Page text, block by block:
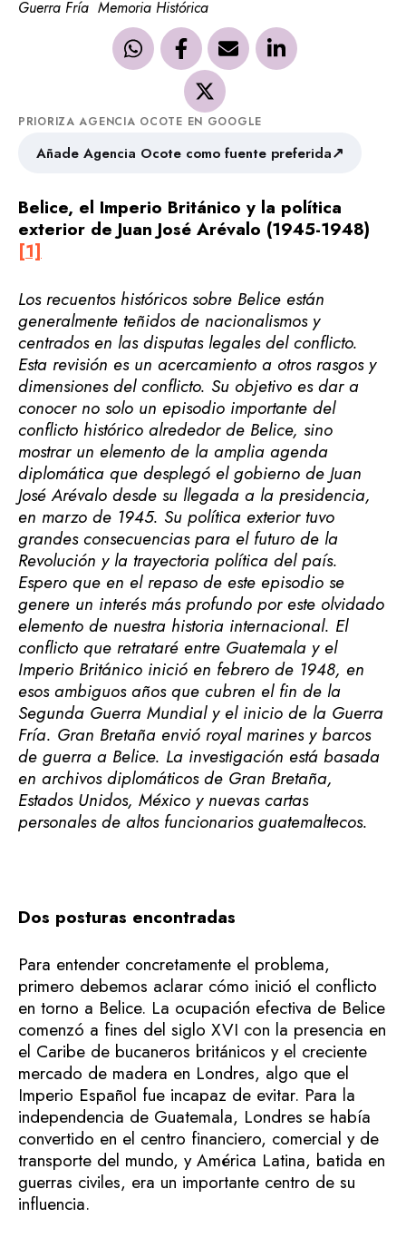
Guerra Fría Memoria Histórica
PRIORIZA AGENCIA OCOTE EN GOOGLE
Añade Agencia Ocote como fuente preferida↗
Belice, el Imperio Británico y la política
exterior de Juan José Arévalo (1945-1948)
[1]
Los recuentos históricos sobre Belice están
generalmente teñidos de nacionalismos y
centrados en las disputas legales del conflicto.
Esta revisión es un acercamiento a otros rasgos y
dimensiones del conflicto. Su objetivo es dar a
conocer no solo un episodio importante del
conflicto histórico alrededor de Belice, sino
mostrar un elemento de la amplia agenda
diplomática que desplegó el gobierno de Juan
José Arévalo desde su llegada a la presidencia,
en marzo de 1945. Su política exterior tuvo
grandes consecuencias para el futuro de la
Revolución y la trayectoria política del país.
Espero que en el repaso de este episodio se
genere un interés más profundo por este olvidado
elemento de nuestra historia internacional. El
conflicto que retrataré entre Guatemala y el
Imperio Británico inició en febrero de 1948, en
esos ambiguos años que cubren el fin de la
Segunda Guerra Mundial y el inicio de la Guerra
Fría. Gran Bretaña envió royal marines y barcos
de guerra a Belice. La investigación está basada
en archivos diplomáticos de Gran Bretaña,
Estados Unidos, México y nuevas cartas
personales de altos funcionarios guatemaltecos.
Dos posturas encontradas
Para entender concretamente el problema,
primero debemos aclarar cómo inició el conflicto
en torno a Belice. La ocupación efectiva de Belice
comenzó a fines del siglo XVI con la presencia en
el Caribe de bucaneros británicos y el creciente
mercado de madera en Londres, algo que el
Imperio Español fue incapaz de evitar. Para la
independencia de Guatemala, Londres se había
convertido en el centro financiero, comercial y de
transporte del mundo, y América Latina, batida en
guerras civiles, era un importante centro de su
influencia.